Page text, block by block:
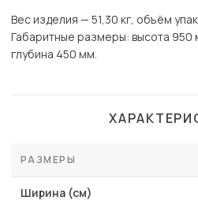
Вес изделия — 51,30 кг, объём
Габаритные размеры: высота
глубина 450 мм.
РАЗМЕРЫ
Ширина (см)